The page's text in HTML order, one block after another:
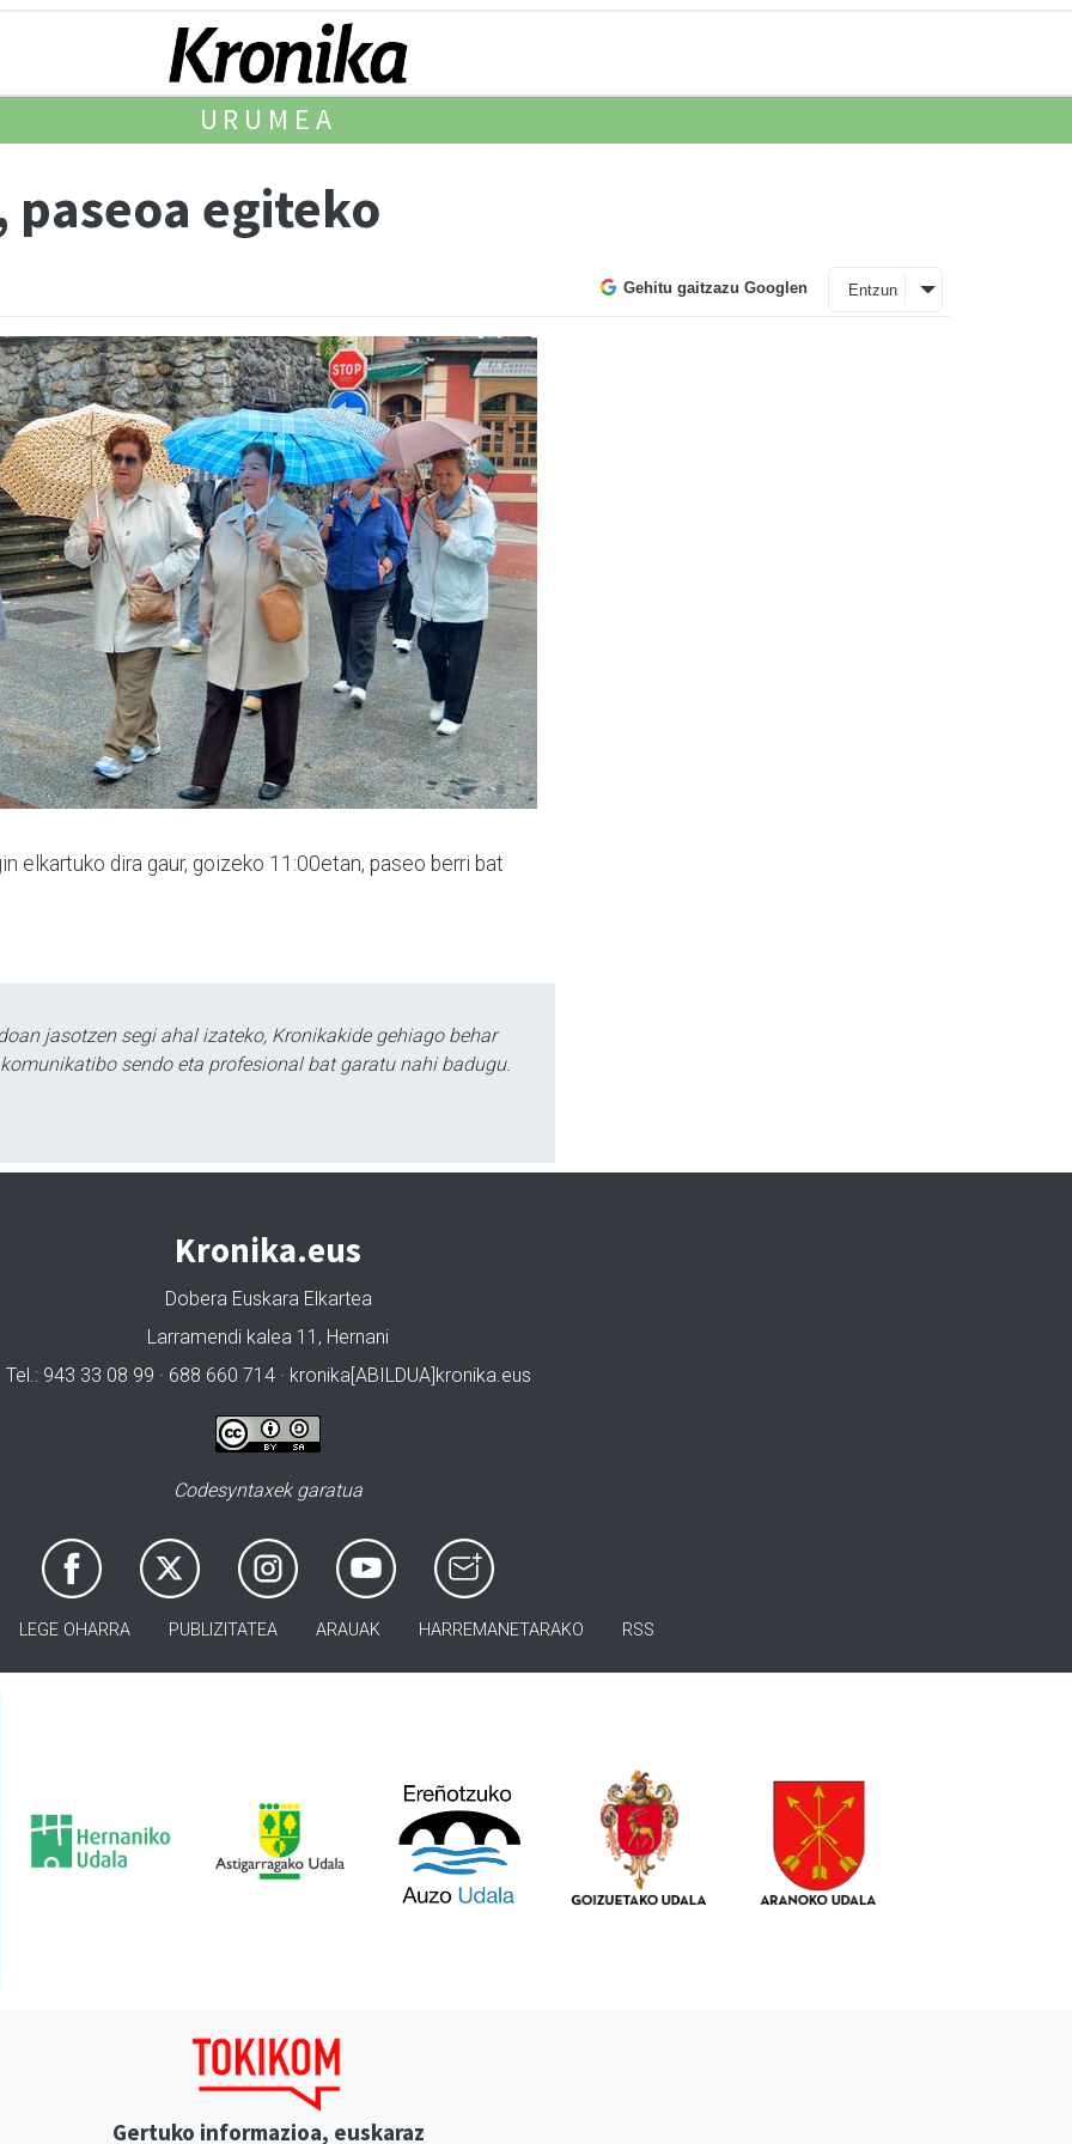
URUMEA
egiteko
Gehitu gaitzazu Googlen Entzun
elkartuko dira gaur, goizeko 11:00etan, paseo berri bat
jasotzen segi ahal izateko, Kronikakide gehiago behar
sendo eta profesional bat garatu nahi badugu.
Kronika.eus
Dobera Euskara Elkartea
Larramendi kalea 11, Hernani
Tel.: 943 33 08 99 · 688 660 714 · kronika[ABILDUA]kronika.eus
Codesyntaxek garatua
LEGE OHARRA PUBLIZITATEA ARAUAK HARREMANETARAKO RSS
Gertuko informazioa, euskaraz